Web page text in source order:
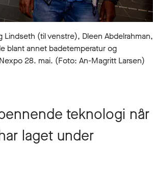
Lindseth (til venstre), Dleen Abdelrahman,
blant annet badetemperatur og
28. mai. (Foto: An-Magritt Larsen)
teknologi når
laget under